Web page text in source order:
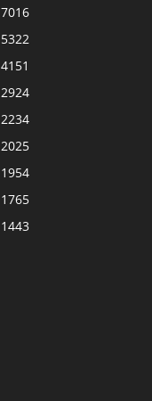
7016
5322
4151
2924
2234
2025
1954
1765
1443